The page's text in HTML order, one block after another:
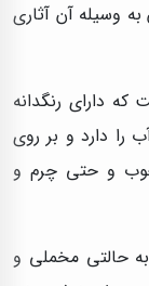
وسیله آن آثاری
دارای رنگدانه
دارد و بر روی
و حتی چرم و
حالتی مخملی و